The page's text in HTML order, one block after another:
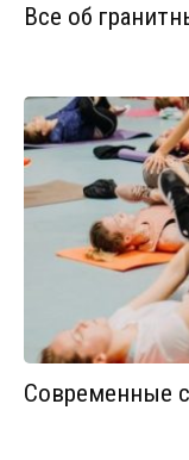
Все об
Современные